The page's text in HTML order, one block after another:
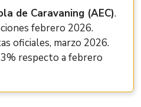
de Caravaning (AEC).
febrero 2026.
oficiales, marzo 2026.
respecto a febrero